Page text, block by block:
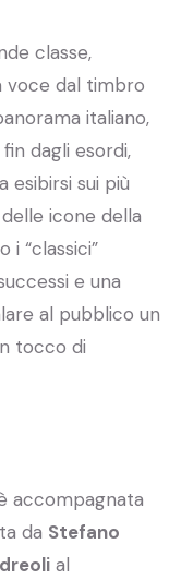
classe,
voce dal timbro
italiano,
dagli esordi,
esibirsi sui più
icone della
i “classici”
e una
al pubblico un
tocco di
accompagnata
da Stefano
al